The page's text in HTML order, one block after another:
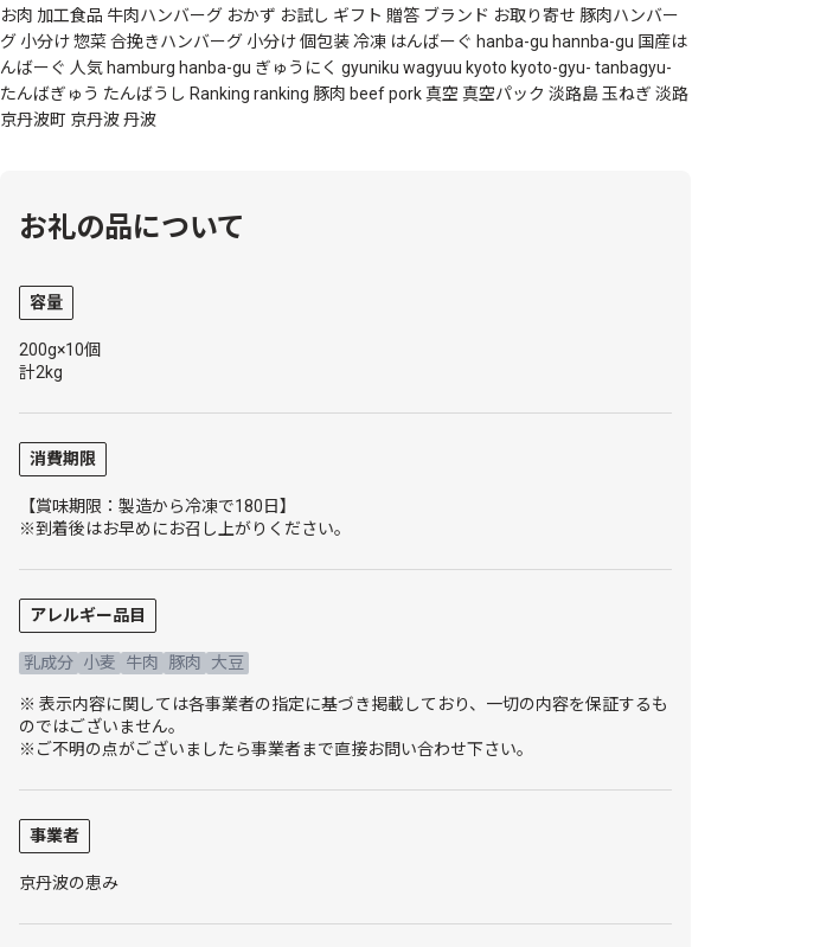
お肉 加工食品 牛肉ハンバーグ おかず お試し ギフト 贈答 ブランド お取り寄せ 豚肉ハンバー
グ 小分け 惣菜 合挽きハンバーグ 小分け 個包装 冷凍 はんばーぐ hanba-gu hannba-gu 国産は
んばーぐ 人気 hamburg hanba-gu ぎゅうにく gyuniku wagyuu kyoto kyoto-gyu- tanbagyu-
たんばぎゅう たんばうし Ranking ranking 豚肉 beef pork 真空 真空パック 淡路島 玉ねぎ 淡路
京丹波町 京丹波 丹波
お礼の品について
容量
200g×10個
計2kg
消費期限
【賞味期限：製造から冷凍で180日】
※到着後はお早めにお召し上がりください。
アレルギー品目
乳成分 小麦 牛肉 豚肉 大豆
※ 表示内容に関しては各事業者の指定に基づき掲載しており、一切の内容を保証するも
のではございません。
※ご不明の点がございましたら事業者まで直接お問い合わせ下さい。
事業者
京丹波の恵み